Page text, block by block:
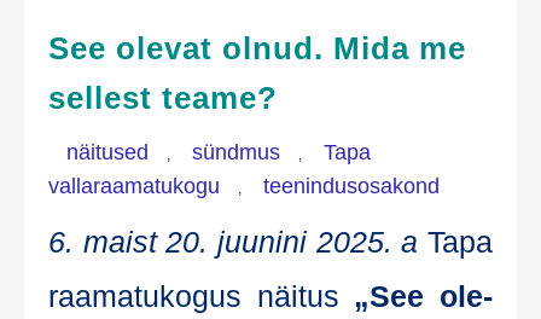
See olevat olnud. Mida me
sellest teame?
näitused sündmus
Tapa
vallaraamatukogu
teenindusosakond
6. maist 20. juu­ni­ni 2025. a Tapa
raa­ma­tu­ko­gus näi­tus „See ole­